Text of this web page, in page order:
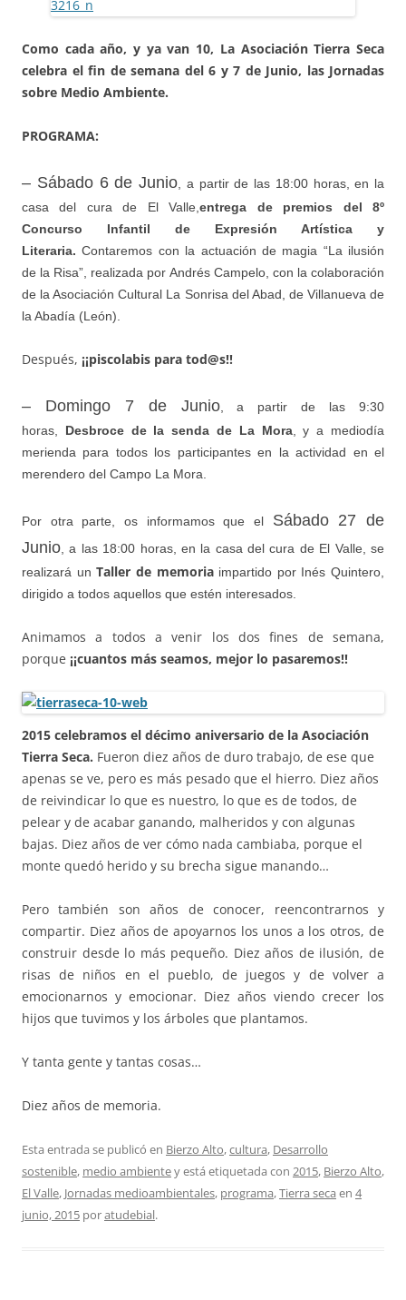
Como cada año, y ya van 10, La Asociación Tierra Seca
celebra el fin de semana del 6 y 7 de Junio, las Jornadas
sobre Medio Ambiente.
PROGRAMA:
– Sábado 6 de Junio , a partir de las 18:00 horas, en la
casa del cura de El Valle,entrega de premios del 8º
Concurso Infantil de Expresión Artística y
Literaria.Contaremos con la actuación de magia “La ilusión
de la Risa”, realizada por Andrés Campelo, con la colaboración
de la Asociación Cultural La Sonrisa del Abad, de Villanueva de
la Abadía (León).
Después, ¡¡piscolabis para tod@s!!
– Domingo 7 de Junio, a partir de las 9:30
horas, Desbroce de la senda de La Mora, y a mediodía
merienda para todos los participantes en la actividad en el
merendero del Campo La Mora.
Por otra parte, os informamos que el Sábado 27 de
Junio , a las 18:00 horas, en la casa del cura de El Valle, se
realizará unTaller de memoriaimpartido por Inés Quintero,
dirigido a todos aquellos que estén interesados.
Animamos a todos a venir los dos fines de semana,
porque ¡¡cuantos más seamos, mejor lo pasaremos!!
2015 celebramos el décimo aniversario de la Asociación
Tierra Seca. Fueron diez años de duro trabajo, de ese que
apenas se ve, pero es más pesado que el hierro. Diez años
de reivindicar lo que es nuestro, lo que es de todos, de
pelear y de acabar ganando, malheridos y con algunas
bajas. Diez años de ver cómo nada cambiaba, porque el
monte quedó herido y su brecha sigue manando…
Pero también son años de conocer, reencontrarnos y
compartir. Diez años de apoyarnos los unos a los otros, de
construir desde lo más pequeño. Diez años de ilusión, de
risas de niños en el pueblo, de juegos y de volver a
emocionarnos y emocionar. Diez años viendo crecer los
hijos que tuvimos y los árboles que plantamos.
Y tanta gente y tantas cosas…
Diez años de memoria.
Esta entrada se publicó en Bierzo Alto,cultura, Desarrollo
sostenible, medio ambientey está etiquetada con 2015, Bierzo Alto,
El Valle, Jornadas medioambientales, programa,Tierra seca en 4
junio, 2015 poratudebial.